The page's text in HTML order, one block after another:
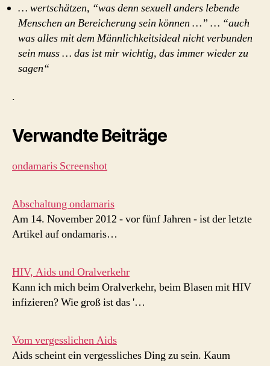
… wertschätzen, “was denn sexuell anders lebende
Menschen an Bereicherung sein können …” … “auch
was alles mit dem Männlichkeitsideal nicht verbunden
sein muss … das ist mir wichtig, das immer wieder zu
sagen“
.
Verwandte Beiträge
ondamaris Screenshot
Abschaltung ondamaris
Am 14. November 2012 - vor fünf Jahren - ist der letzte
Artikel auf ondamaris…
HIV, Aids und Oralverkehr
Kann ich mich beim Oralverkehr, beim Blasen mit HIV
infizieren? Wie groß ist das '…
Vom vergesslichen Aids
Aids scheint ein vergessliches Ding zu sein. Kaum